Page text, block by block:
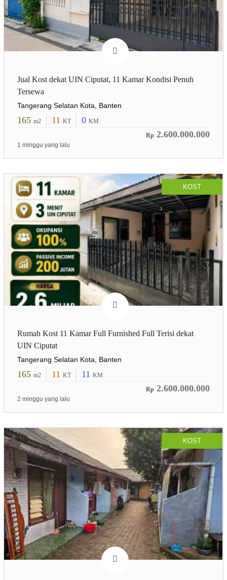
Jual Kost dekat UIN Ciputat, 11 Kamar Kondisi Penuh
Tersewa
Tangerang Selatan Kota, Banten
165 m2 11 KT 0 KM
Rp 2.600.000.000
1 minggu yang lalu
KOST
Rumah Kost 11 Kamar Full Furnished Full Terisi dekat
UIN Ciputat
Tangerang Selatan Kota, Banten
165 m2 11 KT 11 KM
Rp 2.600.000.000
2 minggu yang lalu
KOST